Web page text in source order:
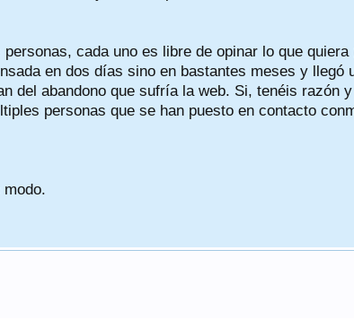
cada uno es libre de opinar lo que
en dos días sino en bastantes meses y llegó
del abandono que sufría la web. Si, tenéis razón
personas que se han puesto en contacto